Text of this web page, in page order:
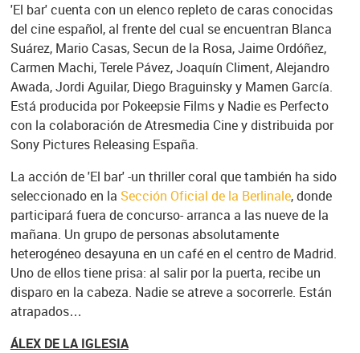
'El bar' cuenta con un elenco repleto de caras conocidas
del cine español, al frente del cual se encuentran Blanca
Suárez, Mario Casas, Secun de la Rosa, Jaime Ordóñez,
Carmen Machi, Terele Pávez, Joaquín Climent, Alejandro
Awada, Jordi Aguilar, Diego Braguinsky y Mamen García.
Está producida por Pokeepsie Films y Nadie es Perfecto
con la colaboración de Atresmedia Cine y distribuida por
Sony Pictures Releasing España.
La acción de 'El bar' -un thriller coral que también ha sido
seleccionado en la Sección Oficial de la Berlinale, donde
participará fuera de concurso- arranca a las nueve de la
mañana. Un grupo de personas absolutamente
heterogéneo desayuna en un café en el centro de Madrid.
Uno de ellos tiene prisa: al salir por la puerta, recibe un
disparo en la cabeza. Nadie se atreve a socorrerle. Están
atrapados…
ÁLEX DE LA IGLESIA